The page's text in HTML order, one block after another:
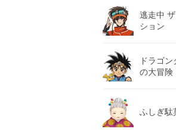
逃走中
ション
ドラゴ
の大冒険
ふしぎ駄